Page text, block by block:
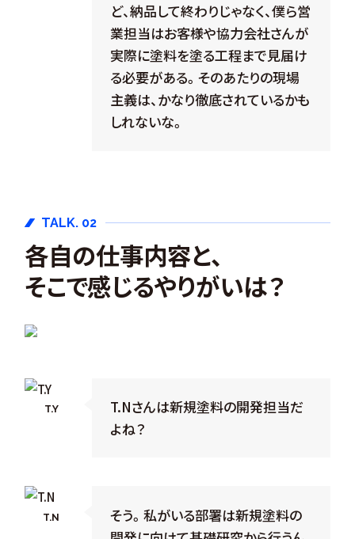
ど、納品して終わりじゃなく、僕ら営
業担当はお客様や協力会社さんが
実際に塗料を塗る工程まで見届け
る必要がある。そのあたりの現場
主義は、かなり徹底されているかも
しれないな。
TALK. 02
各自の仕事内容と、
そこで感じるやりがいは？
T.Y
T.Nさんは新規塗料の開発担当だ
よね？
T.N
そう。私がいる部署は新規塗料の